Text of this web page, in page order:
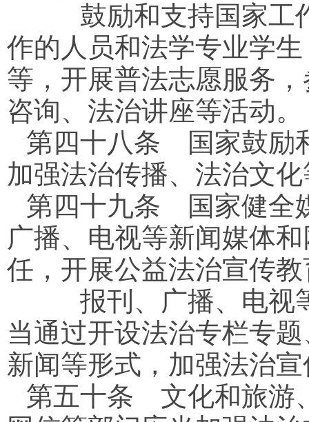
鼓励和支持国家工
作的人员和法学专业学
等，开展普法志愿服务
咨询、法治讲座等活动。
第四十八条 国家鼓励
加强法治传播、法治文
第四十九条 国家健全
广播、电视等新闻媒体
任，开展公益法治宣传
报刊、广播、电视
当通过开设法治专栏专
新闻等形式，加强法治
第五十条 文化和旅游